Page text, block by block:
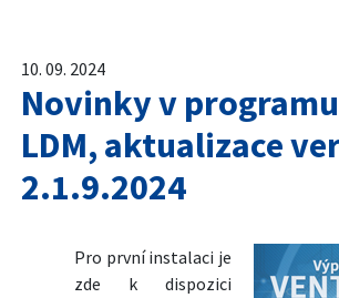
10. 09. 2024
Novinky v
LDM, aktualizace
2.1.9.2024
Pro první instalaci je
zde k dispozici